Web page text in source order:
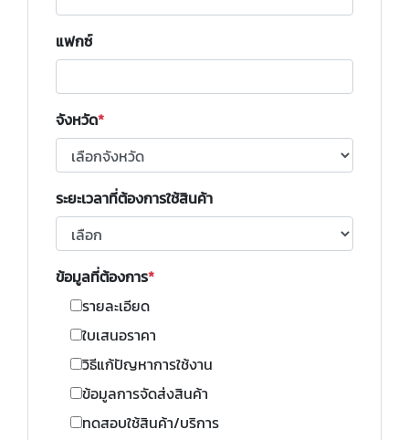
แฟกซ์
จังหวัด
ระยะเวลาที่ต้องการใช้สินค้า
ข้อมูลที่ต้องการ
รายละเอียด
ใบเสนอราคา
วิธีแก้ปัญหาการใช้งาน
ข้อมูลการจัดส่งสินค้า
ทดสอบใช้สินค้า/บริการ